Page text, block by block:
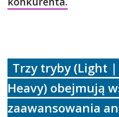
Trzy tryby (Light
Heavy) obejmują
zaawansowania